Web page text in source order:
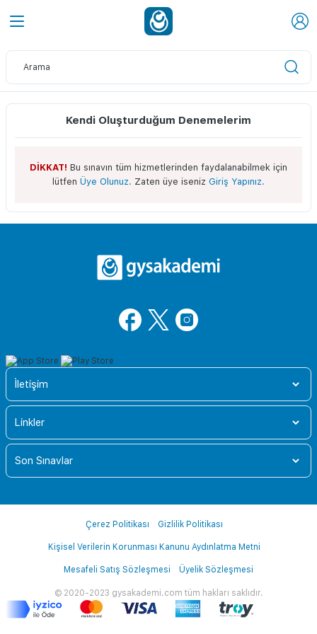
Kendi Oluşturduğum Denemelerim
DİKKAT! Bu sınavın tüm hizmetlerinden faydalanabilmek için
lütfen Üye Olunuz. Zaten üye iseniz Giriş Yapınız.
İletişim
Linkler
Son Sınavlar
© 2020-2023 gysakademi.com tüm hakları saklıdır.
Çerez Politikası Gizlilik Politikası
Kişisel Verilerin Korunması Kanunu Aydınlatma Metni
Mesafeli Satış Sözleşmesi Üyelik Sözleşmesi